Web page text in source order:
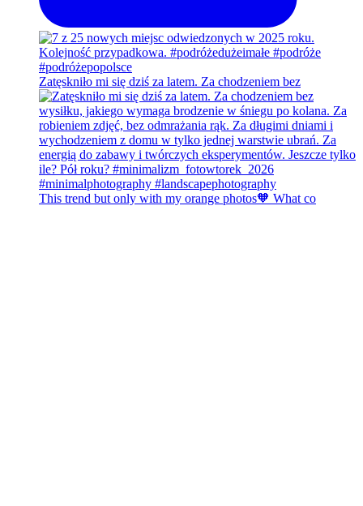
Zatęskniło mi się dziś za latem. Za chodzeniem bez
This trend but only with my orange photos🧡 What co